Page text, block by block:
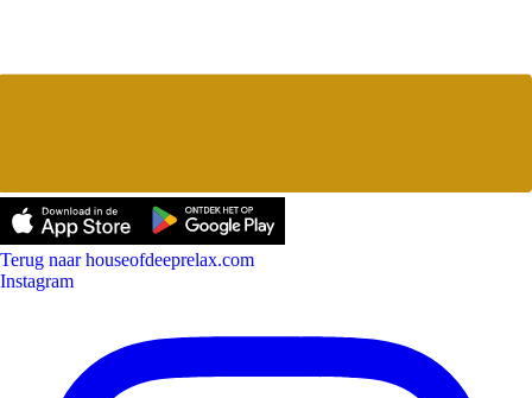
Terug naar houseofdeeprelax.com
Instagram